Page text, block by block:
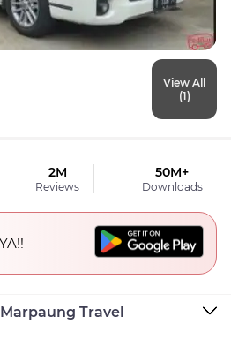
View All
(1)
2M
Reviews
50M+
Downloads
Travel